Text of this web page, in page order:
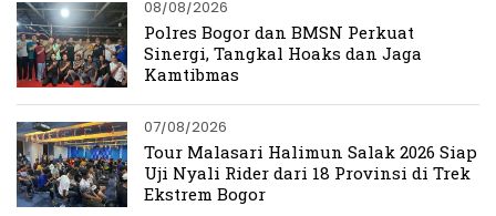
08/08/2026
Polres Bogor dan BMSN Perkuat
Sinergi, Tangkal Hoaks dan Jaga
Kamtibmas
07/08/2026
Tour Malasari Halimun Salak 2026 Siap
Uji Nyali Rider dari 18 Provinsi di Trek
Ekstrem Bogor